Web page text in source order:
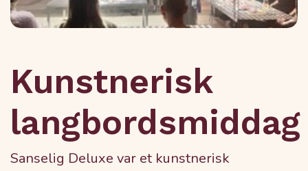
Kunstnerisk
langbordsmiddag
Sanselig Deluxe var et kunstnerisk